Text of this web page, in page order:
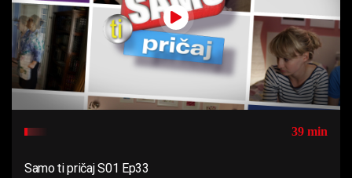
39 min
Samo ti pričaj S01 Ep33